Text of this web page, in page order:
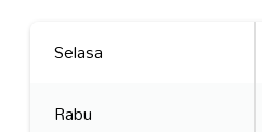
Selasa
Rabu